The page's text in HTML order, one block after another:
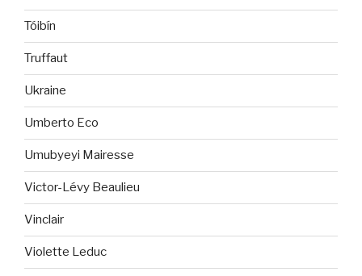
Tóibín
Truffaut
Ukraine
Umberto Eco
Umubyeyi Mairesse
Victor-Lévy Beaulieu
Vinclair
Violette Leduc